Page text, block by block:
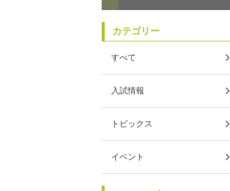
カテゴリー
すべて
入試情報
トピックス
イベント